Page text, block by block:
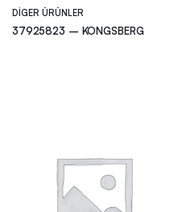
DIGER ÜRÜNLER
37925823 – KONGSBERG